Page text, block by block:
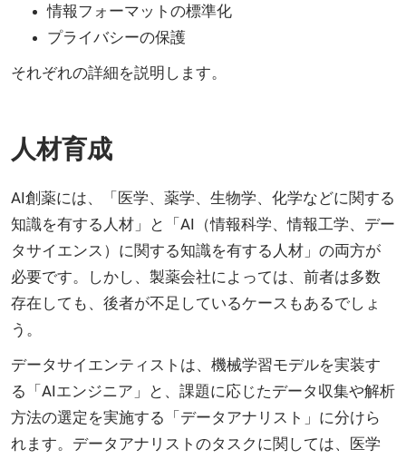
情報フォーマットの標準化
プライバシーの保護
それぞれの詳細を説明します。
人材育成
AI創薬には、「医学、薬学、生物学、化学などに関する
知識を有する人材」と「AI（情報科学、情報工学、デー
タサイエンス）に関する知識を有する人材」の両方が
必要です。しかし、製薬会社によっては、前者は多数
存在しても、後者が不足しているケースもあるでしょ
う。
データサイエンティストは、機械学習モデルを実装す
る「AIエンジニア」と、課題に応じたデータ収集や解析
方法の選定を実施する「データアナリスト」に分けら
れます。データアナリストのタスクに関しては、医学